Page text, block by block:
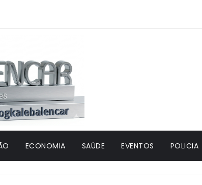
ECONOMIA SAÚDE EVENTOS POLICIA